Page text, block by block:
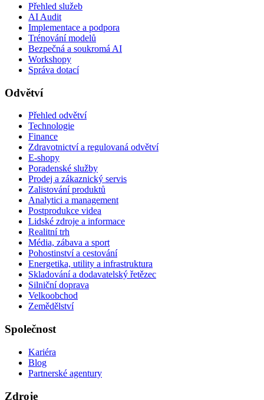
Přehled služeb
AI Audit
Implementace a podpora
Trénování modelů
Bezpečná a soukromá AI
Workshopy
Správa dotací
Odvětví
Přehled odvětví
Technologie
Finance
Zdravotnictví a regulovaná odvětví
E-shopy
Poradenské služby
Prodej a zákaznický servis
Zalistování produktů
Analytici a management
Postprodukce videa
Lidské zdroje a informace
Realitní trh
Média, zábava a sport
Pohostinství a cestování
Energetika, utility a infrastruktura
Skladování a dodavatelský řetězec
Silniční doprava
Velkoobchod
Zemědělství
Společnost
Kariéra
Blog
Partnerské agentury
Zdroje